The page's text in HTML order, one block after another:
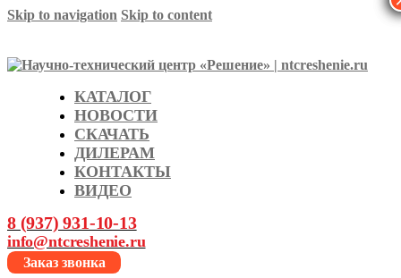
Skip to navigation Skip to content
КАТАЛОГ
НОВОСТИ
СКАЧАТЬ
ДИЛЕРАМ
КОНТАКТЫ
ВИДЕО
8 (937) 931-10-13
info@ntcreshenie.ru
Заказ звонка